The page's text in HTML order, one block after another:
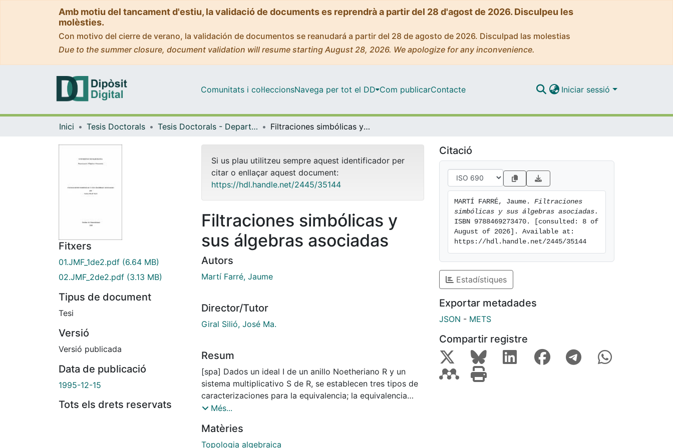
Amb motiu del tancament d'estiu, la validació de documents es reprendrà a partir del 28 d'agost de 2026. Disculpeu les
molèsties.
Con motivo del cierre de verano, la validación de documentos se reanudará a partir del 28 de agosto de 2026. Disculpad las molestias
Due to the summer closure, document validation will resume starting August 28, 2026. We apologize for any inconvenience.
Comunitats i col·leccionsNavega per tot el DD Com publicarContacte Iniciar sessió
Inici Tesis Doctorals Tesis Doctorals - Departament - Algebra i Geometria Filtraciones simbólicas y sus álgebras asociadas
Fitxers
01.JMF_1de2.pdf (6.64 MB)
02.JMF_2de2.pdf (3.13 MB)
Tipus de document
Tesi
Versió
Versió publicada
Data de publicació
1995-12-15
Tots els drets reservats
Si us plau utilitzeu sempre aquest identificador per
citar o enllaçar aquest document:
https://hdl.handle.net/2445/35144
Filtraciones simbólicas y
sus álgebras asociadas
Autors
Martí Farré, Jaume
Director/Tutor
Giral Silió, José Ma.
Resum
[spa] Dados un ideal I de un anillo Noetheriano R y un
sistema multiplicativo S de R, se establecen tres tipos de
caracterizaciones para la equivalencia; la equivalencia
lineal, y la igualdad entre las filtraciones I-adica, (S)-
Caracterizaciones topológicas, a partir de resultados
generales de comparación de topologías definidas por
Més...
Matèries
Topologia algebraica
Citació
MARTÍ FARRÉ, Jaume. Filtraciones
simbólicas y sus álgebras asociadas.
ISBN 9788469273470. [consulted: 8 of
August of 2026]. Available at:
https://hdl.handle.net/2445/35144
Estadístiques
Exportar metadades
JSON - METS
Compartir registre